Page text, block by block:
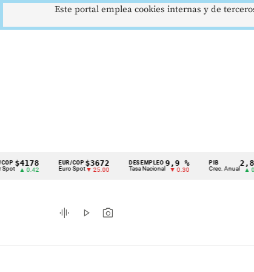
Cintillo
indicadores
económicos
0.42
EUR/COP
Euro Spot
$3672
▼ 25.00
DESEMPLEO
Tasa Nacional
9,9 %
▼ 0.30
PIB
Crec. Anual
2,8 %
▲ 0.10
graphic_eq play_arrow photo_camera
Este portal emplea cookies internas y de